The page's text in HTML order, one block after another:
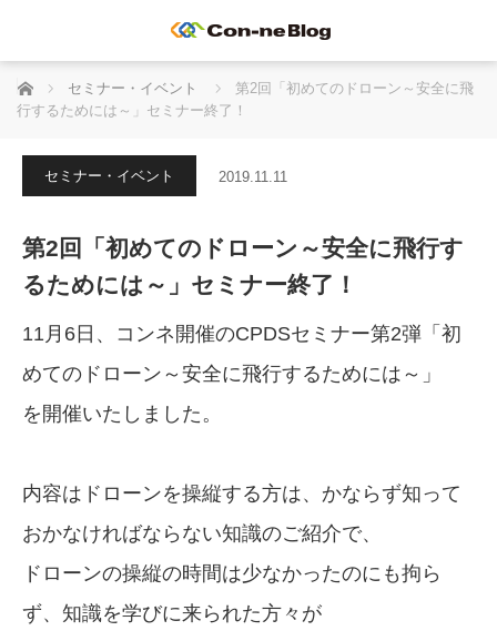
ホーム セミナー・イベント
第2回「初めてのドローン～安全に飛
行するためには～」セミナー終了！
セミナー・イベント 2019.11.11
第2回「初めてのドローン～安全に飛行す
るためには～」セミナー終了！
11月6日、コンネ開催のCPDSセミナー第2弾「初
めてのドローン～安全に飛行するためには～」
を開催いたしました。
内容はドローンを操縦する方は、かならず知って
おかなければならない知識のご紹介で、
ドローンの操縦の時間は少なかったのにも拘ら
ず、知識を学びに来られた方々が